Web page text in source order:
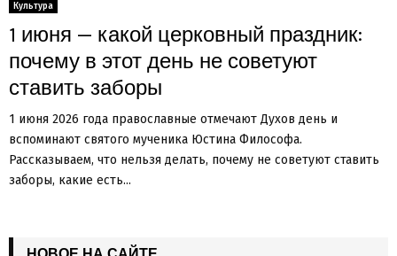
Культура
1 июня — какой церковный праздник:
почему в этот день не советуют
ставить заборы
1 июня 2026 года православные отмечают Духов день и
вспоминают святого мученика Юстина Философа.
Рассказываем, что нельзя делать, почему не советуют ставить
заборы, какие есть...